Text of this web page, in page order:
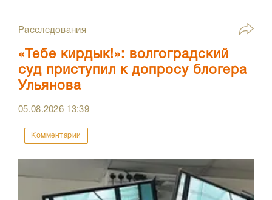
Расследования
«Тебе кирдык!»: волгоградский
суд приступил к допросу блогера
Ульянова
05.08.2026 13:39
Комментарии